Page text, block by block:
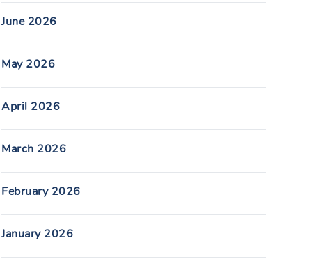
June 2026
May 2026
April 2026
March 2026
February 2026
January 2026